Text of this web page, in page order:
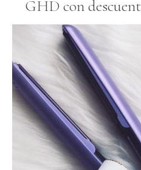
GHD con